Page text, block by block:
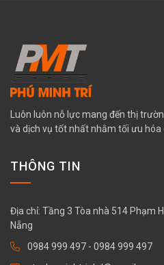
Luôn luôn nỗ lực mang đến thị
và dịch vụ tốt nhất nhằm tối ưu hóa
THÔNG TIN
Địa chỉ: Tầng 3 Tòa nhà 514 Phạm
Nẵng
0984 999 497 - 0984 999 497